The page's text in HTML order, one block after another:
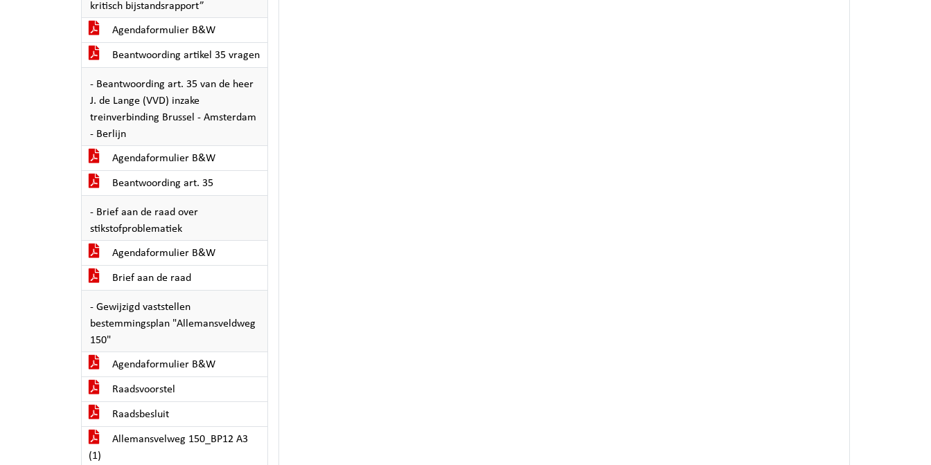
kritisch bijstandsrapport”
Agendaformulier B&W
Beantwoording artikel 35 vragen
- Beantwoording art. 35 van de heer
J. de Lange (VVD) inzake
treinverbinding Brussel - Amsterdam
- Berlijn
Agendaformulier B&W
Beantwoording art. 35
- Brief aan de raad over
stikstofproblematiek
Agendaformulier B&W
Brief aan de raad
- Gewijzigd vaststellen
bestemmingsplan "Allemansveldweg
150"
Agendaformulier B&W
Raadsvoorstel
Raadsbesluit
Allemansvelweg 150_BP12 A3
(1)